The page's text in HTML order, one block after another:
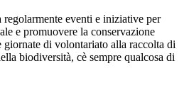
regolarmente eventi e iniziative per
e promuovere la conservazione
di volontariato alla raccolta di
biodiversità, cè sempre qualcosa di